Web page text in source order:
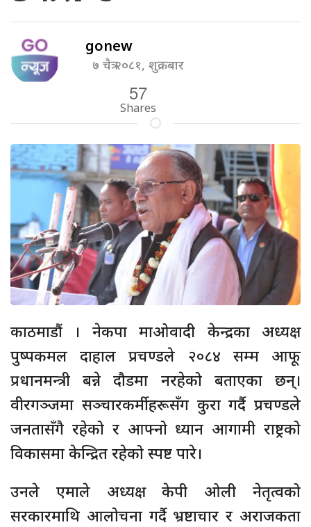
gonew
७ चैत्र २०८१, शुक्रबार
57
Shares
काठमाडौं । नेकपा माओवादी केन्द्रका अध्यक्ष
पुष्पकमल दाहाल प्रचण्डले २०८४ सम्म आफू
प्रधानमन्त्री बन्ने दौडमा नरहेको बताएका छन्।
वीरगञ्जमा सञ्चारकर्मीहरूसँग कुरा गर्दै प्रचण्डले
जनतासँगै रहेको र आफ्नो ध्यान आगामी राष्ट्रको
विकासमा केन्द्रित रहेको स्पष्ट पारे।
उनले एमाले अध्यक्ष केपी ओली नेतृत्वको
सरकारमाथि आलोचना गर्दै भ्रष्टाचार र अराजकता